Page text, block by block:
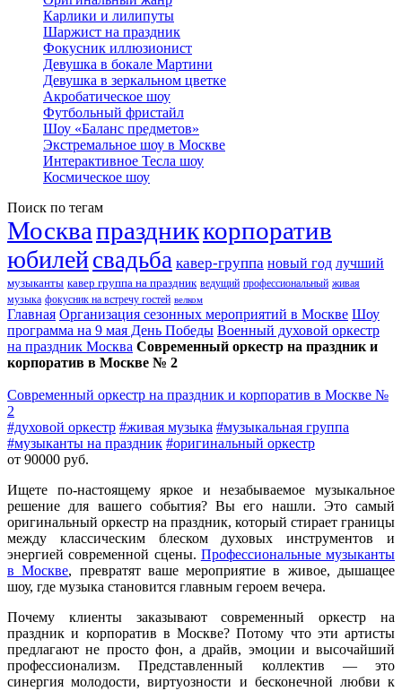
Карлики и лилипуты
Шаржист на праздник
Фокусник иллюзионист
Девушка в бокале Мартини
Девушка в зеркальном цветке
Акробатическое шоу
Футбольный фристайл
Шоу «Баланс предметов»
Экстремальное шоу в Москве
Интерактивное Тесла шоу
Космическое шоу
Поиск по тегам
Москвапраздниккорпоратив
юбилейсвадьба кавер-группа новый год лучший
музыканты кавер группа на праздник ведущий профессиональный живая
музыка фокусник на встречу гостей велком
Главная Организация сезонных мероприятий в Москве Шоу
программа на 9 мая День Победы Военный духовой оркестр
на праздник Москва Современный оркестр на праздник и
корпоратив в Москве № 2
Современный оркестр на праздник и корпоратив в Москве №
2
#духовой оркестр #живая музыка #музыкальная группа
#музыканты на праздник #оригинальный оркестр
от 90000 руб.
Ищете по-настоящему яркое и незабываемое музыкальное
решение для вашего события? Вы его нашли. Это самый
оригинальный оркестр на праздник, который стирает границы
между классическим блеском духовых инструментов и
энергией современной сцены. Профессиональные музыканты
в Москве, превратят ваше мероприятие в живое, дышащее
шоу, где музыка становится главным героем вечера.
Почему клиенты заказывают современный оркестр на
праздник и корпоратив в Москве? Потому что эти артисты
предлагают не просто фон, а драйв, эмоции и высочайший
профессионализм. Представленный коллектив — это
синергия молодости, виртуозности и бесконечной любви к